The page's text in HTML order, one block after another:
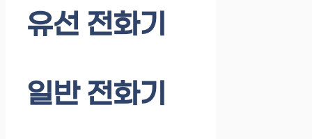
유선 전화기
일반 전화기